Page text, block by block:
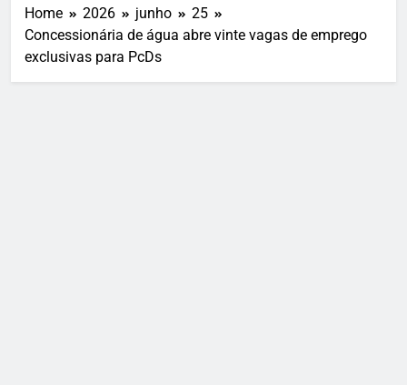
Home 2026 junho
25
Concessionária de água abre vinte vagas de emprego
exclusivas para PcDs